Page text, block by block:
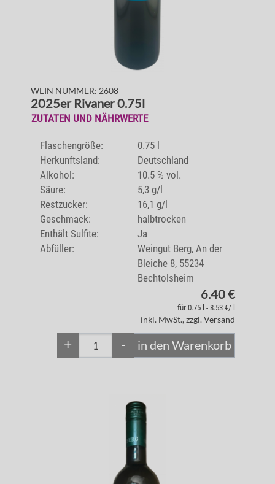
WEIN NUMMER: 2608
2025er Rivaner 0.75l
ZUTATEN UND NÄHRWERTE
Flaschengröße:
0.75 l
Herkunftsland:
Deutschland
Alkohol:
10.5 % vol.
Säure:
5,3 g/l
Restzucker:
16,1 g/l
Geschmack:
halbtrocken
Enthält Sulfite:
Ja
Abfüller:
Weingut Berg, An der
Bleiche 8, 55234
Bechtolsheim
6.40 €
für 0.75 l - 8.53 €/ l
inkl. MwSt., zzgl. Versand
+ - in den Warenkorb